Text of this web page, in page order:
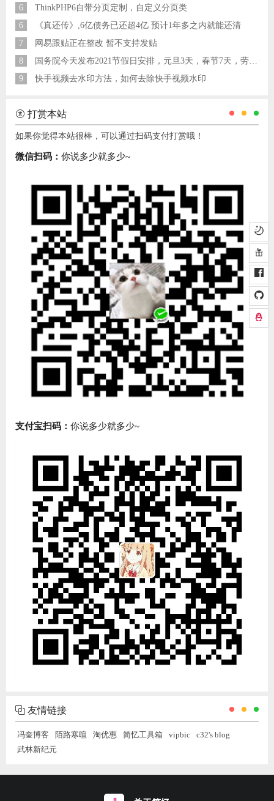
6
ThinkPHP6自带分页定制，自定义分页类
6
《真还传》,6亿债务已还超4亿 预计1年多之内就能还清
7
网易跟贴正在整改 暂不支持发贴
8
国务院今天发布2021节假日安排，元旦3天，春节7天，劳动节5天
9
快手视频去水印方法，如何去除快手视频水印
打赏本站
如果你觉得本站很棒，可以通过扫码支付打赏哦！
微信扫码： 你说多少就多少~
支付宝扫码： 你说多少就多少~
友情链接
冯奎博客 陌路寒暄 淘优惠 简忆工具箱 vipbic
c32's blog
武林新纪元